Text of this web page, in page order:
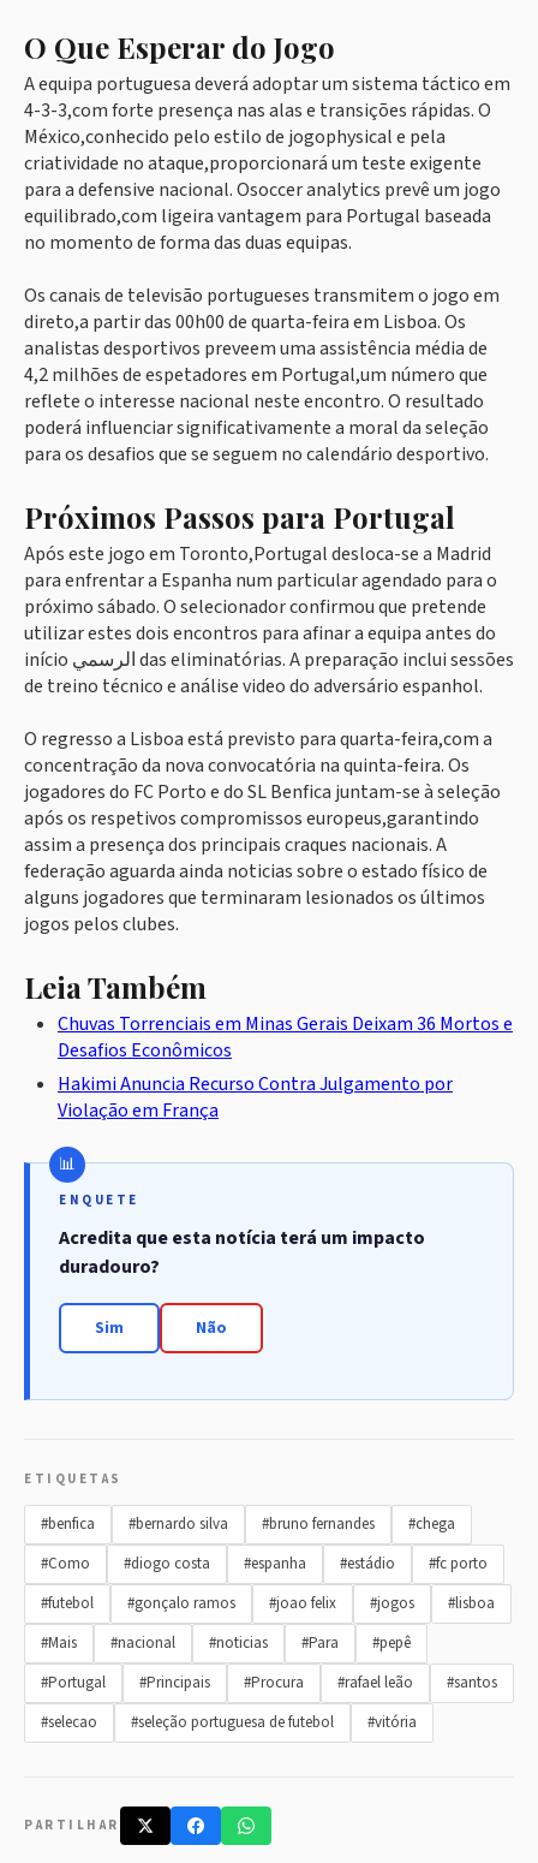
O Que Esperar do Jogo
A equipa portuguesa deverá adoptar um sistema táctico em
4-3-3,com forte presença nas alas e transições rápidas. O
México,conhecido pelo estilo de jogophysical e pela
criatividade no ataque,proporcionará um teste exigente
para a defensive nacional. Osoccer analytics prevê um jogo
equilibrado,com ligeira vantagem para Portugal baseada
no momento de forma das duas equipas.
Os canais de televisão portugueses transmitem o jogo em
direto,a partir das 00h00 de quarta-feira em Lisboa. Os
analistas desportivos preveem uma assistência média de
4,2 milhões de espetadores em Portugal,um número que
reflete o interesse nacional neste encontro. O resultado
poderá influenciar significativamente a moral da seleção
para os desafios que se seguem no calendário desportivo.
Próximos Passos para Portugal
Após este jogo em Toronto,Portugal desloca-se a Madrid
para enfrentar a Espanha num particular agendado para o
próximo sábado. O selecionador confirmou que pretende
utilizar estes dois encontros para afinar a equipa antes do
início الرسمي das eliminatórias. A preparação inclui sessões
de treino técnico e análise video do adversário espanhol.
O regresso a Lisboa está previsto para quarta-feira,com a
concentração da nova convocatória na quinta-feira. Os
jogadores do FC Porto e do SL Benfica juntam-se à seleção
após os respetivos compromissos europeus,garantindo
assim a presença dos principais craques nacionais. A
federação aguarda ainda noticias sobre o estado físico de
alguns jogadores que terminaram lesionados os últimos
jogos pelos clubes.
Leia Também
Chuvas Torrenciais em Minas Gerais Deixam 36 Mortos e
Desafios Econômicos
Hakimi Anuncia Recurso Contra Julgamento por
Violação em França
ENQUETE
Acredita que esta notícia terá um impacto
duradouro?
Sim Não
ETIQUETAS
#benfica #bernardo silva #bruno fernandes
#chega
#Como
#diogo costa #espanha #estádio
#fc porto
#futebol
#gonçalo ramos #joao felix #jogos
#lisboa
#Mais
#nacional #noticias #Para
#pepê
#Portugal
#Principais #Procura #rafael leão
#santos
#selecao
#seleção portuguesa de futebol #vitória
PARTILHAR